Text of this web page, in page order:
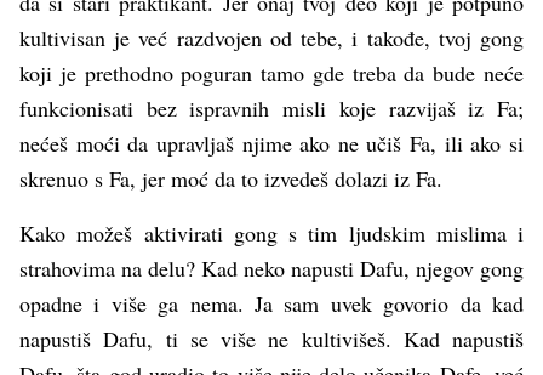
kultivisan je već razdvojen od tebe, i takođe, tvoj gong
koji je prethodno poguran tamo gde treba da bude neće
funkcionisati bez ispravnih misli koje razvijaš iz Fa;
nećeš moći da upravljaš njime ako ne učiš Fa, ili ako si
skrenuo s Fa, jer moć da to izvedeš dolazi iz Fa.
Kako možeš aktivirati gong s tim ljudskim mislima i
strahovima na delu? Kad neko napusti Dafu, njegov gong
opadne i više ga nema. Ja sam uvek govorio da kad
napustiš Dafu, ti se više ne kultivišeš. Kad napustiš